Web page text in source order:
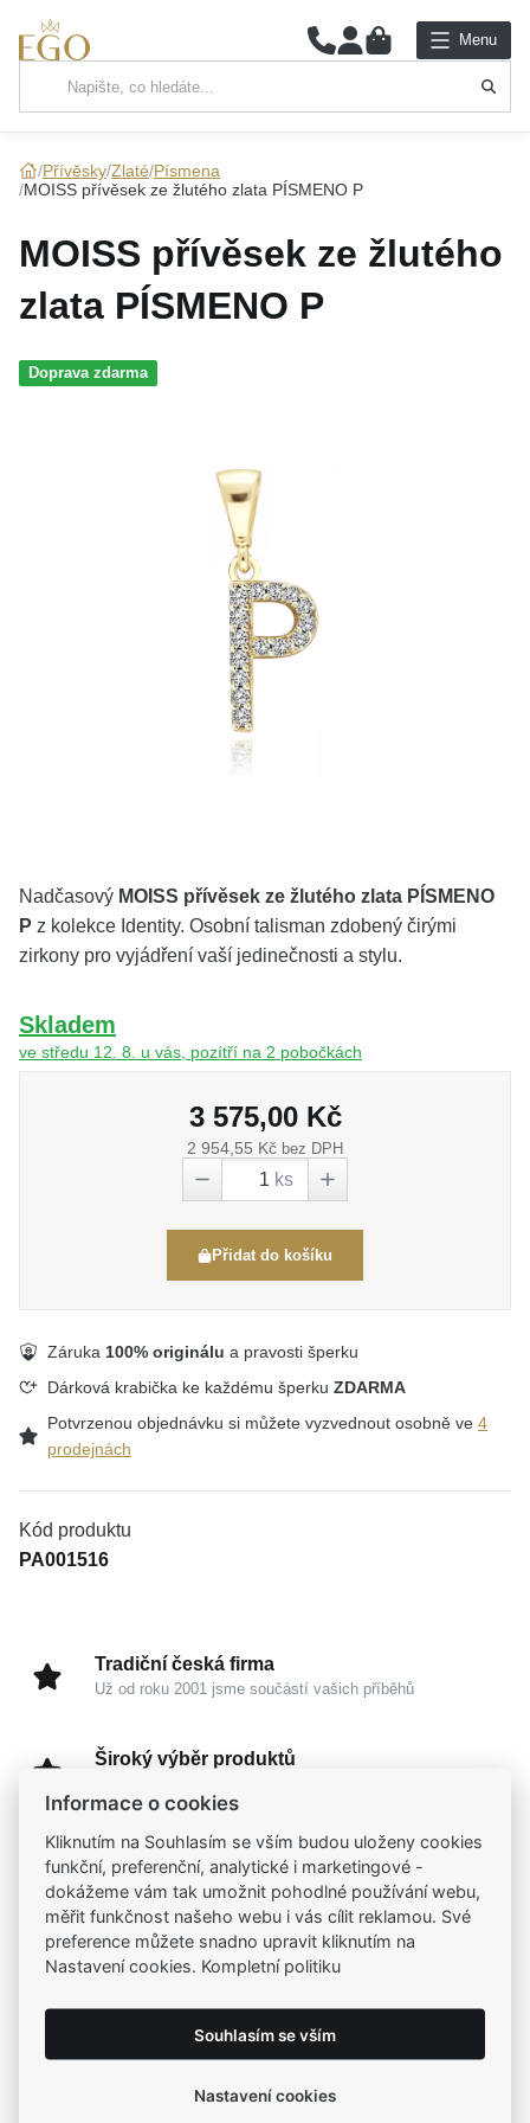
0 Menu
Hlavní kategorie
ŘETÍZKY
NÁRAMKY
PRSTENY
Přívěsky Zlaté Písmena
MOISS přívěsek ze žlutého zlata PÍSMENO P
MOISS přívěsek ze žlutého
zlata PÍSMENO P
Doprava zdarma
Nadčasový MOISS přívěsek ze žlutého zlata PÍSMENO
P z kolekce Identity. Osobní talisman zdobený čirými
zirkony pro vyjádření vaší jedinečnosti a stylu.
Skladem
ve středu 12. 8. u vás, pozítří na 2 pobočkách
3 575,00 Kč
2 954,55 Kč bez DPH
ks
Přidat do košíku
Záruka 100% originálu a pravosti šperku
Dárková krabička ke každému šperku ZDARMA
Potvrzenou objednávku si můžete vyzvednout osobně ve 4
prodejnách
Kód produktu
PA001516
Tradiční česká firma
Už od roku 2001 jsme součástí vašich příběhů
Široký výběr produktů
Garance vysoké kvality
Certifikáty původu a kvality k vybraným šperkům
Kamenné prodejny
Zastavte se do jedné z našich4 prodejen
Informace o cookies
Kliknutím na Souhlasím se vším budou uloženy cookies
funkční, preferenční, analytické i marketingové -
dokážeme vám tak umožnit pohodlné používání webu,
měřit funkčnost našeho webu i vás cílit reklamou. Své
preference můžete snadno upravit kliknutím na
Nastavení cookies. Kompletní politiku
Souhlasím se vším
Nastavení cookies